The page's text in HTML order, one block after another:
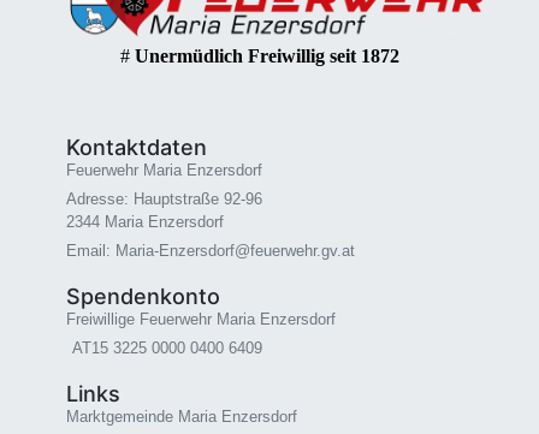
# Unermüdlich Freiwillig seit 1872
Kontaktdaten
Feuerwehr Maria Enzersdorf
Adresse: Hauptstraße 92-96
2344 Maria Enzersdorf
Email: Maria-Enzersdorf@feuerwehr.gv.at
Spendenkonto
Freiwillige Feuerwehr Maria Enzersdorf
AT15 3225 0000 0400 6409
Links
Marktgemeinde Maria Enzersdorf